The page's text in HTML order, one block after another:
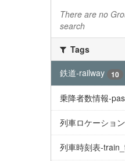
There are no
search
Tags
鉄道-railway
10
乗降者数情報-
列車ロケーショ
列車時刻表-